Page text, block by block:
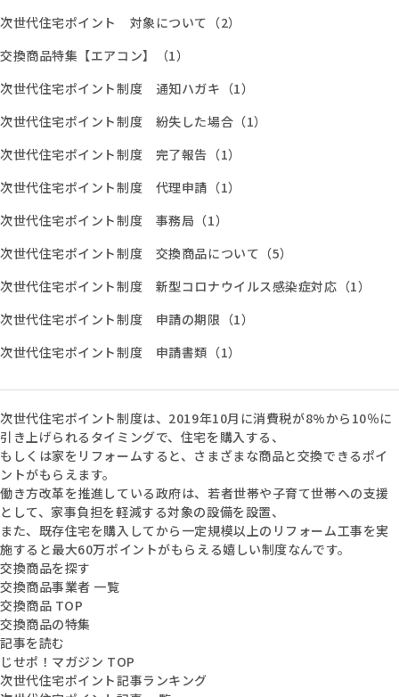
次世代住宅ポイント 対象について（2）
交換商品特集【エアコン】（1）
次世代住宅ポイント制度 通知ハガキ（1）
次世代住宅ポイント制度 紛失した場合（1）
次世代住宅ポイント制度 完了報告（1）
次世代住宅ポイント制度 代理申請（1）
次世代住宅ポイント制度 事務局（1）
次世代住宅ポイント制度 交換商品について（5）
次世代住宅ポイント制度 新型コロナウイルス感染症対応（1）
次世代住宅ポイント制度 申請の期限（1）
次世代住宅ポイント制度 申請書類（1）
次世代住宅ポイント制度は、2019年10月に消費税が8%から10％に
引き上げられるタイミングで、住宅を購入する、
もしくは家をリフォームすると、さまざまな商品と交換できるポイ
ントがもらえます。
働き方改革を推進している政府は、若者世帯や子育て世帯への支援
として、家事負担を軽減する対象の設備を設置、
また、既存住宅を購入してから一定規模以上のリフォーム工事を実
施すると最大60万ポイントがもらえる嬉しい制度なんです。
交換商品を探す
交換商品事業者 一覧
交換商品 TOP
交換商品の特集
記事を読む
じせポ！マガジン TOP
次世代住宅ポイント記事ランキング